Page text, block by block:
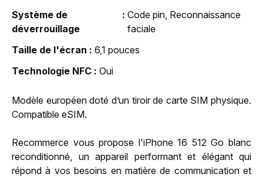
Système de
déverrouillage
Code pin, Reconnaissance
faciale
Taille de l'écran
6,1 pouces
Technologie NFC
Oui
Modèle européen doté d’un tiroir de carte SIM physique.
Compatible eSIM.
Recommerce vous propose l'iPhone 16 512 Go blanc
reconditionné, un appareil performant et élégant qui
répond à vos besoins en matière de communication et